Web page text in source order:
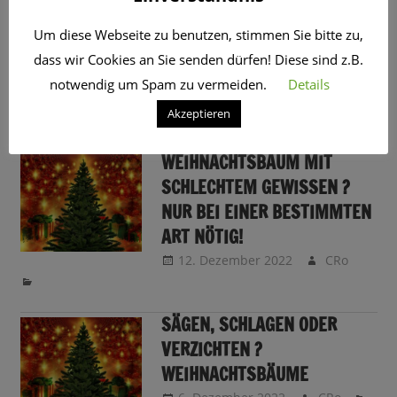
SCHLAGWORT: OHTANNENBAUM
ÜBERRASCHENDE WEIHNACHTSBAUM-
KOMMENTARE VON EUCH
CRo
WEIHNACHTSBAUM MIT
SCHLECHTEM GEWISSEN ?
NUR BEI EINER BESTIMMTEN
ART NÖTIG!
12. Dezember 2022 CRo
SÄGEN, SCHLAGEN ODER
VERZICHTEN ?
WEIHNACHTSBÄUME
Um diese Webseite zu benutzen, stimmen Sie bitte zu,
dass wir Cookies an Sie senden dürfen! Diese sind z.B.
notwendig um Spam zu vermeiden.
Details
Akzeptieren